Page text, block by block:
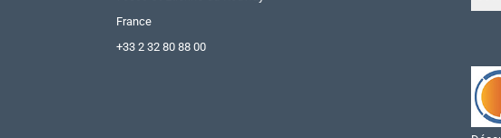
France
+33 2 32 80 88 00